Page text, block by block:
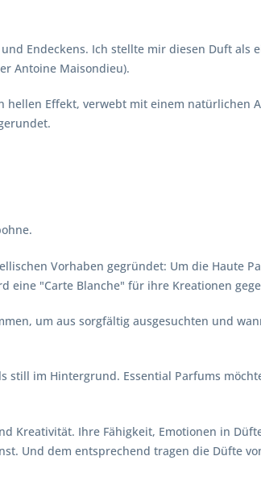
Endeckens. Ich stellte mir diesen Duft als
Antoine Maisondieu).
hellen Effekt, verwebt mit einem natürlichen
Vorhaben gegründet: Um die Haute
eine "Carte Blanche" für ihre Kreationen
um aus sorgfältig ausgesuchten und
still im Hintergrund. Essential Parfums
Kreativität. Ihre Fähigkeit, Emotionen in
Und dem entsprechend tragen die Düfte